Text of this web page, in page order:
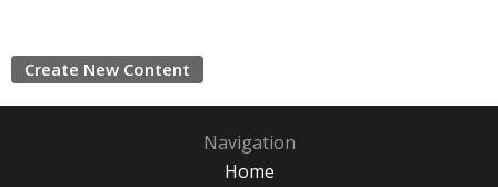
Create New Content
Navigation
Home